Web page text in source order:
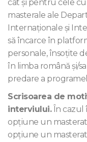
cât și pentru cele
masterale ale
Internaționale și
să încarce în
personale, însoțite
în limba română și/
predare a
Scrisoarea de
interviului.În cazul
opţiune un
opţiune un